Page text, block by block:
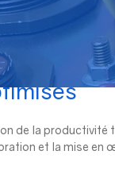
de la productivité
et la mise en